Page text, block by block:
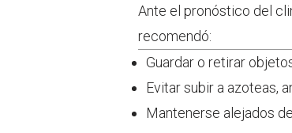
Ante el pronóstico del
recomendó:
Guardar o retirar
Evitar subir a azoteas,
Mantenerse alejados